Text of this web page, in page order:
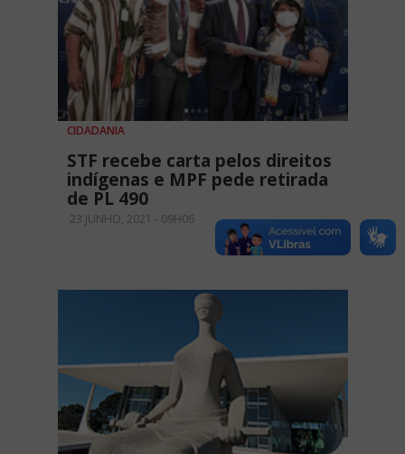
CIDADANIA
STF recebe carta pelos direitos
indígenas e MPF pede retirada
de PL 490
23 JUNHO, 2021 - 09H06